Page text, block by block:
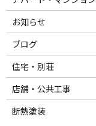
お知らせ
ブログ
住宅・別荘
店舗・公共工事
断熱塗装